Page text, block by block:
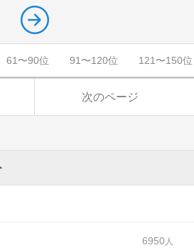
61〜90位 91〜120位 121〜150位
次のページ
6950